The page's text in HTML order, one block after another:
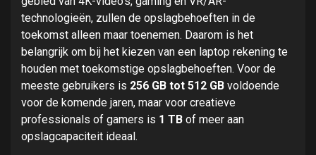
technologieën, zullen de opslagbehoeften in de
toekomst alleen maar toenemen. Daarom is het
belangrijk om bij het kiezen van een laptop rekening te
houden met toekomstige opslagbehoeften. Voor de
meeste gebruikers is 256 GB tot 512 GB voldoende
voor de komende jaren, maar voor creatieve
professionals of gamers is 1 TB of meer aan
opslagcapaciteit ideaal.